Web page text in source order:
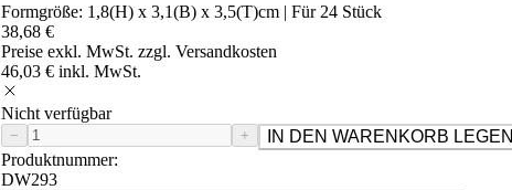
Formgröße: 1,8(H) x 3,1(B) x 3,5(T)cm | Für 24 Stück
38,68 €
Preise exkl. MwSt. zzgl. Versandkosten
46,03 € inkl. MwSt.
Nicht verfügbar
− +
IN DEN WARENKORB LEGEN
Produktnummer:
DW293